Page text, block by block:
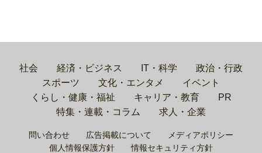
社会 経済・ビジネス IT・科学
政治・行政
スポーツ
文化・エンタメ
イベント
くらし・健康・福祉
キャリア・教育
PR
特集・連載・コラム
求人・企業
問い合わせ 広告掲載について
メディアポリシー
個人情報保護方針
情報セキュリティ方針